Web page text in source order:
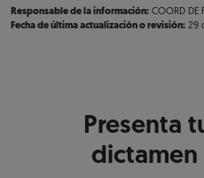
Responsable de la información: COORD DE
Fecha de última actualización o revisión: 29
Presenta